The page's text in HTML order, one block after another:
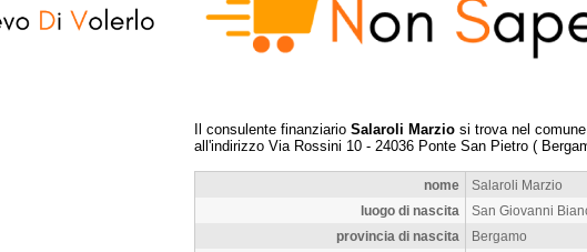
Il consulente finanziario Salaroli Marzio si trova nel
all'indirizzo Via Rossini 10 - 24036 Ponte San Pietro (
nome
Salaroli Marzio
luogo di nascita
San Giovanni
provincia di nascita
Bergamo